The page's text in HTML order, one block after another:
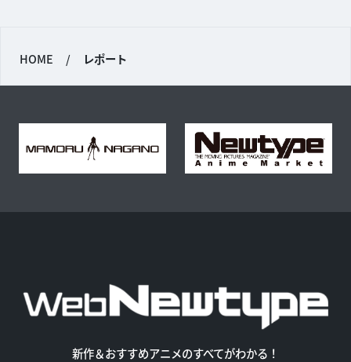
HOME / レポート
新作＆おすすめアニメのすべてがわかる！